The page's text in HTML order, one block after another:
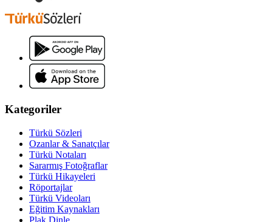
Kategoriler
Türkü Sözleri
Ozanlar & Sanatçılar
Türkü Notaları
Sararmış Fotoğraflar
Türkü Hikayeleri
Röportajlar
Türkü Videoları
Eğitim Kaynakları
Plak Dinle